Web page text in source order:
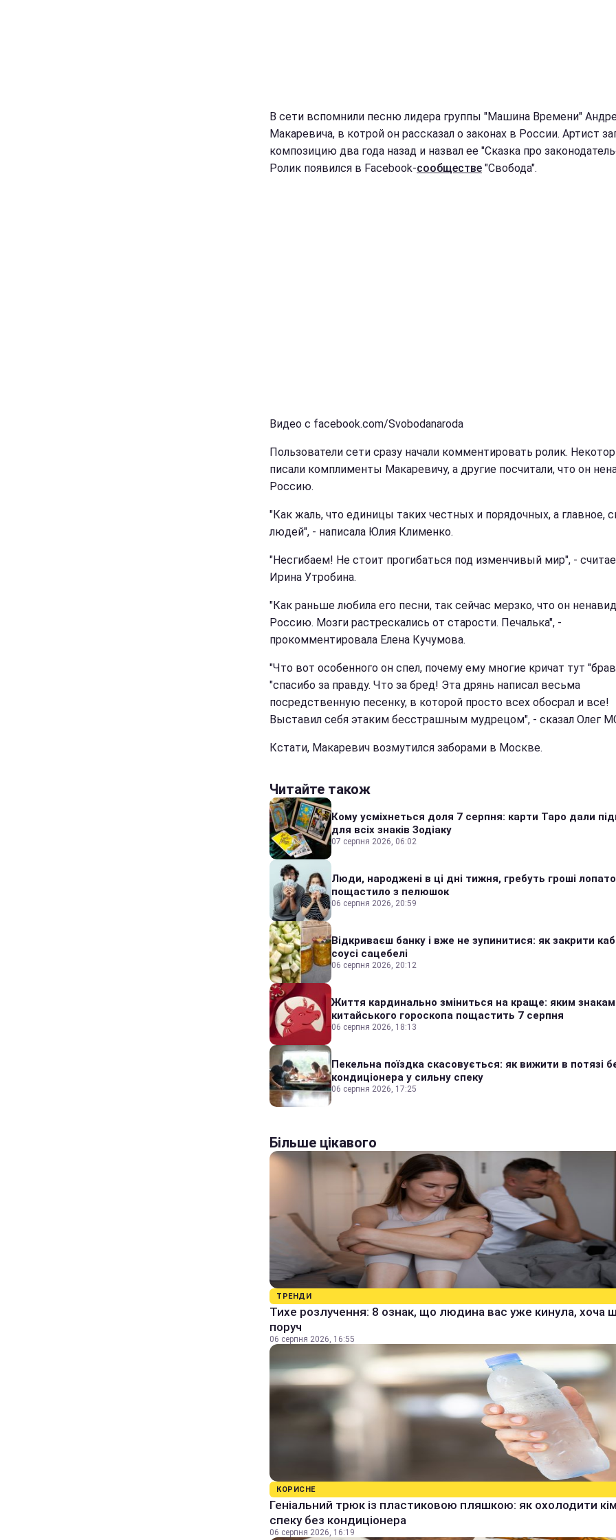
В сети вспомнили песню лидера группы "Машина Времени"
Макаревича, в котрой он рассказал о законах в России. Артист
композицию два года назад и назвал ее "Сказка про
Ролик появился в Facebook-сообществе "Свобода".
Видео с facebook.com/Svobodanaroda
Пользователи сети сразу начали комментировать ролик.
писали комплименты Макаревичу, а другие посчитали, что он
Россию.
"Как жаль, что единицы таких честных и порядочных, а главное,
людей", - написала Юлия Клименко.
"Несгибаем! Не стоит прогибаться под изменчивый мир", -
Ирина Утробина.
"Как раньше любила его песни, так сейчас мерзко, что он
Россию. Мозги растрескались от старости. Печалька", -
прокомментировала Елена Кучумова.
"Что вот особенного он спел, почему ему многие кричат тут
"спасибо за правду. Что за бред! Эта дрянь написал весьма
посредственную песенку, в которой просто всех обосрал и все!
Выставил себя этаким бесстрашным мудрецом", - сказал Олег
Кстати, Макаревич возмутился заборами в Москве.
Читайте також
Кому усміхнеться доля 7 серпня: карти Таро дали
для всіх знаків Зодіаку
07 серпня 2026, 06:02
Люди, народжені в ці дні тижня, гребуть гроші
пощастило з пелюшок
06 серпня 2026, 20:59
Відкриваєш банку і вже не зупинитися: як закрити
соусі сацебелі
06 серпня 2026, 20:12
Життя кардинально зміниться на краще: яким знакам
китайського гороскопа пощастить 7 серпня
06 серпня 2026, 18:13
Пекельна поїздка скасовується: як вижити в потязі
кондиціонера у сильну спеку
06 серпня 2026, 17:25
Більше цікавого
ТРЕНДИ
Тихе розлучення: 8 ознак, що людина вас уже кинула, хоча
поруч
06 серпня 2026, 16:55
КОРИСНЕ
Геніальний трюк із пластиковою пляшкою: як охолодити
спеку без кондиціонера
06 серпня 2026, 16:19